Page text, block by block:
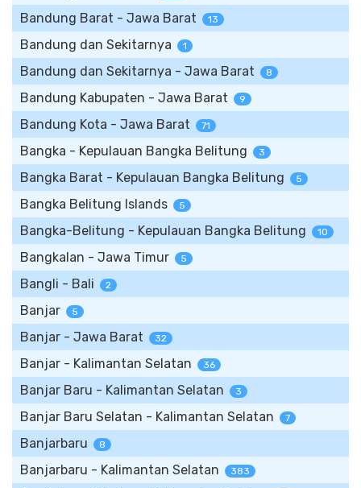
Bandung Barat - Jawa Barat 13
Bandung dan Sekitarnya 1
Bandung dan Sekitarnya - Jawa Barat 8
Bandung Kabupaten - Jawa Barat 9
Bandung Kota - Jawa Barat 71
Bangka - Kepulauan Bangka Belitung 3
Bangka Barat - Kepulauan Bangka Belitung 5
Bangka Belitung Islands 5
Bangka-Belitung - Kepulauan Bangka Belitung 10
Bangkalan - Jawa Timur 5
Bangli - Bali 2
Banjar 5
Banjar - Jawa Barat 32
Banjar - Kalimantan Selatan 36
Banjar Baru - Kalimantan Selatan 3
Banjar Baru Selatan - Kalimantan Selatan 7
Banjarbaru 8
Banjarbaru - Kalimantan Selatan 383